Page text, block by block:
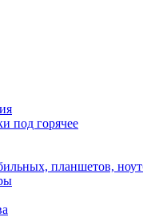
под горячее
планшетов,